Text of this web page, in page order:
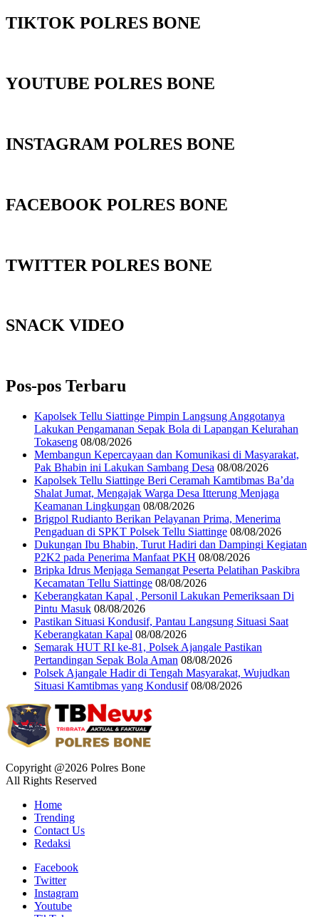
TIKTOK POLRES BONE
YOUTUBE POLRES BONE
INSTAGRAM POLRES BONE
FACEBOOK POLRES BONE
TWITTER POLRES BONE
SNACK VIDEO
Pos-pos Terbaru
Kapolsek Tellu Siattinge Pimpin Langsung Anggotanya
Lakukan Pengamanan Sepak Bola di Lapangan Kelurahan
Tokaseng 08/08/2026
Membangun Kepercayaan dan Komunikasi di Masyarakat,
Pak Bhabin ini Lakukan Sambang Desa 08/08/2026
Kapolsek Tellu Siattinge Beri Ceramah Kamtibmas Ba’da
Shalat Jumat, Mengajak Warga Desa Itterung Menjaga
Keamanan Lingkungan 08/08/2026
Brigpol Rudianto Berikan Pelayanan Prima, Menerima
Pengaduan di SPKT Polsek Tellu Siattinge 08/08/2026
Dukungan Ibu Bhabin, Turut Hadiri dan Dampingi Kegiatan
P2K2 pada Penerima Manfaat PKH 08/08/2026
Bripka Idrus Menjaga Semangat Peserta Pelatihan Paskibra
Kecamatan Tellu Siattinge 08/08/2026
Keberangkatan Kapal , Personil Lakukan Pemeriksaan Di
Pintu Masuk 08/08/2026
Pastikan Situasi Kondusif, Pantau Langsung Situasi Saat
Keberangkatan Kapal 08/08/2026
Semarak HUT RI ke-81, Polsek Ajangale Pastikan
Pertandingan Sepak Bola Aman 08/08/2026
Polsek Ajangale Hadir di Tengah Masyarakat, Wujudkan
Situasi Kamtibmas yang Kondusif 08/08/2026
Copyright @2026 Polres Bone
All Rights Reserved
Home
Trending
Contact Us
Redaksi
Facebook
Twitter
Instagram
Youtube